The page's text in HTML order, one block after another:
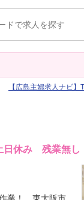
広島主婦求人ナビ
休み 残業無し